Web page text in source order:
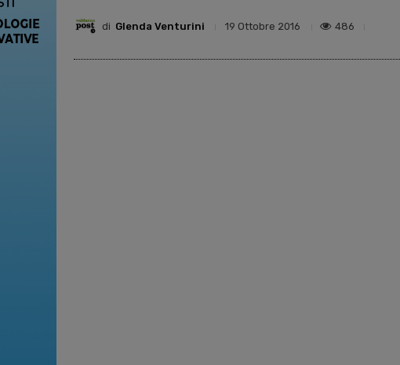
di Glenda Venturini 19 Ottobre 2016 486